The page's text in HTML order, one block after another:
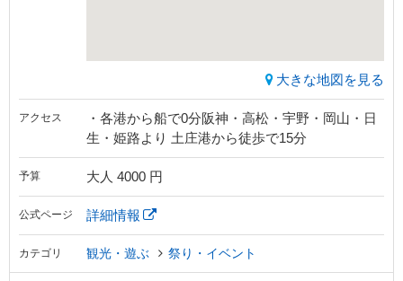
大きな地図を見る
アクセス
・各港から船で0分阪神・高松・宇野・岡山・日
生・姫路より 土庄港から徒歩で15分
予算 大人 4000 円
公式ページ 詳細情報
カテゴリ 観光・遊ぶ 祭り・イベント